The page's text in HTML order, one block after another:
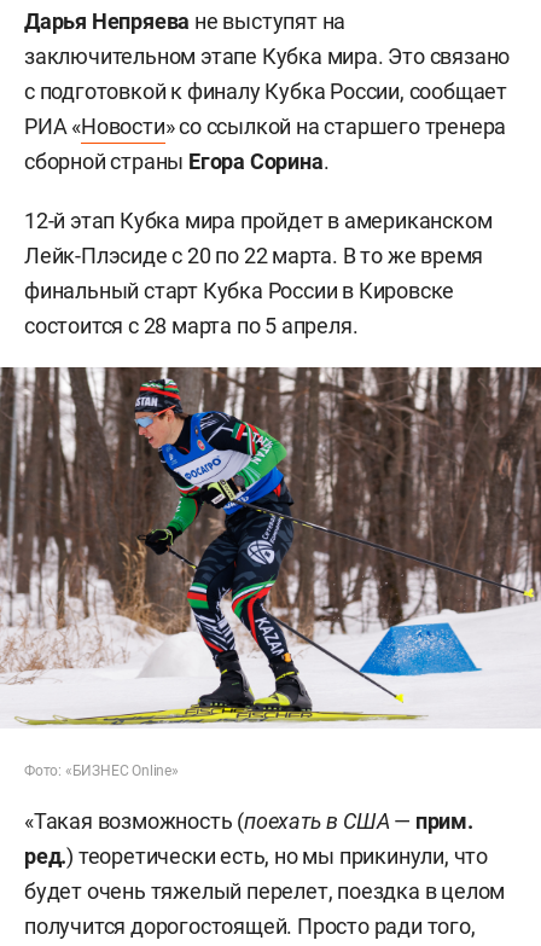
Дарья Непряева не выступят на
заключительном этапе Кубка мира. Это связано
с подготовкой к финалу Кубка России, сообщает
РИА «Новости» со ссылкой на старшего тренера
сборной страны Егора Сорина.
12-й этап Кубка мира пройдет в американском
Лейк-Плэсиде с 20 по 22 марта. В то же время
финальный старт Кубка России в Кировске
состоится с 28 марта по 5 апреля.
Фото: «БИЗНЕС Online»
«Такая возможность (поехать в США — прим.
ред.) теоретически есть, но мы прикинули, что
будет очень тяжелый перелет, поездка в целом
получится дорогостоящей. Просто ради того,